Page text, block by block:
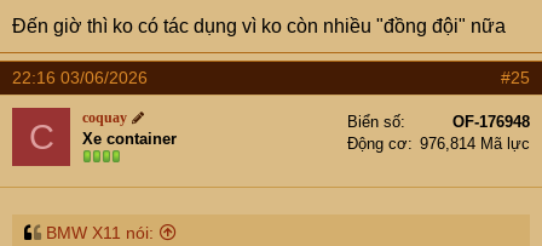
Đến giờ thì ko có tác dụng vì ko còn nhiều "đồng đội" nữa
22:16 03/06/2026 #25
C coquay
Xe container
Biển số
OF-176948
Động cơ
976,814 Mã lực
BMW X11 nói: